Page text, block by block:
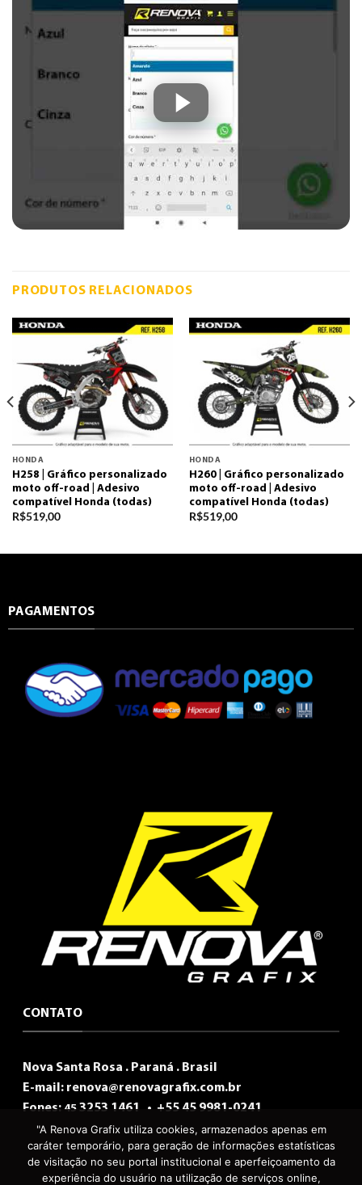
PRODUTOS RELACIONADOS
HONDA
H258 | Gráfico personalizado
moto off-road | Adesivo
compatível Honda (todas)
R$519,00
HONDA
H260 | Gráfico personalizado
moto off-road | Adesivo
compatível Honda (todas)
R$519,00
PAGAMENTOS
CONTATO
Nova Santa Rosa . Paraná . Brasil
E-mail: renova@renovagrafix.com.br
Fones: 45 3253 1461 • +55 45 9981-0241
"A Renova Grafix utiliza cookies, armazenados apenas em
caráter temporário, para geração de informações estatísticas
de visitação no seu portal institucional e aperfeiçoamento da
experiência do usuário na utilização de serviços online,